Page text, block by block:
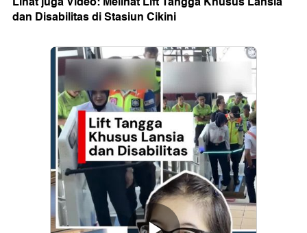
dan Disabilitas di Stasiun Cikini